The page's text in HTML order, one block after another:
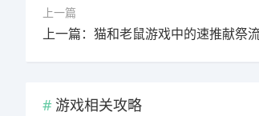
上一篇
游戏相关攻略